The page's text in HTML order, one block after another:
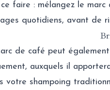
ce faire : mélangez le marc
quotidiens, avant de
de café peut également
auxquels il
votre shampoing